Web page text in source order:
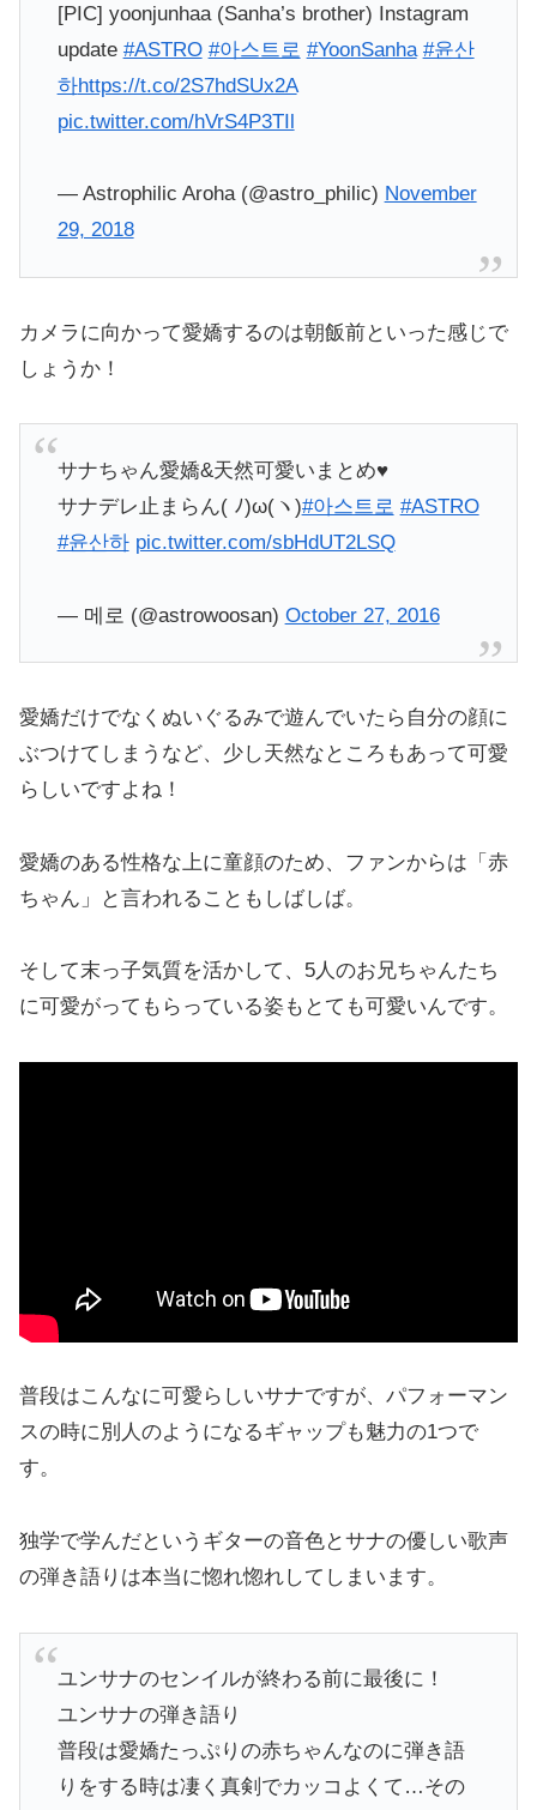
[PIC] yoonjunhaa (Sanha’s brother) Instagram
update #ASTRO #아스트로 #YoonSanha #윤산
하https://t.co/2S7hdSUx2A
pic.twitter.com/hVrS4P3TIl
— Astrophilic Aroha (@astro_philic) November
29, 2018
カメラに向かって愛嬌するのは朝飯前といった感じで
しょうか！
サナちゃん愛嬌&天然可愛いまとめ♥
サナデレ止まらん( ﾉ)ω(ヽ)#아스트로 #ASTRO
#윤산하 pic.twitter.com/sbHdUT2LSQ
— 메로 (@astrowoosan) October 27, 2016
愛嬌だけでなくぬいぐるみで遊んでいたら自分の顔に
ぶつけてしまうなど、少し天然なところもあって可愛
らしいですよね！
愛嬌のある性格な上に童顔のため、ファンからは「赤
ちゃん」と言われることもしばしば。
そして末っ子気質を活かして、5人のお兄ちゃんたち
に可愛がってもらっている姿もとても可愛いんです。
普段はこんなに可愛らしいサナですが、パフォーマン
スの時に別人のようになるギャップも魅力の1つで
す。
独学で学んだというギターの音色とサナの優しい歌声
の弾き語りは本当に惚れ惚れしてしまいます。
ユンサナのセンイルが終わる前に最後に！
ユンサナの弾き語り
普段は愛嬌たっぷりの赤ちゃんなのに弾き語
りをする時は凄く真剣でカッコよくて…その